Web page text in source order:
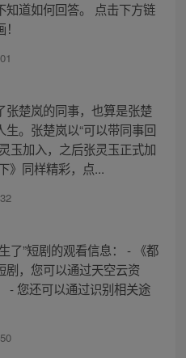
道如何回答。 点击下方链
张楚岚的同事，也算是张楚
。张楚岚以“可以带同事回
玉加入，之后张灵玉正式加
》同样精彩，点...
了”短剧的观看信息： - 《都
剧，您可以通过天空云资
- 您还可以通过识别相关途